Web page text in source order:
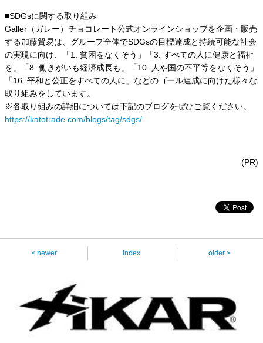
■SDGsに関する取り組み
Galler（ガレー）チョコレート公式オンラインショップを企画・販売
する加藤貿易は、グループ全体でSDGsの目標達成と持続可能な社会
の実現に向け、「1. 貧困をなくそう」「3. すべての人に健康と福祉
を」「8. 働きがいも経済成長も」「10. 人や国の不平等をなくそう」
「16. 平和と公正をすべての人に」などのゴール達成に向けた様々な
取り組みをしています。
※各取り組みの詳細については下記のブログをぜひご覧ください。
https://katotrade.com/blogs/tag/sdgs/
(PR)
< newer index older >